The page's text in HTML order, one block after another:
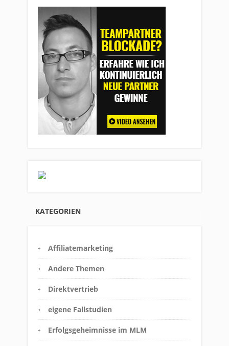
KATEGORIEN
Affiliatemarketing
Andere Themen
Direktvertrieb
eigene Fallstudien
Erfolgsgeheimnisse im MLM